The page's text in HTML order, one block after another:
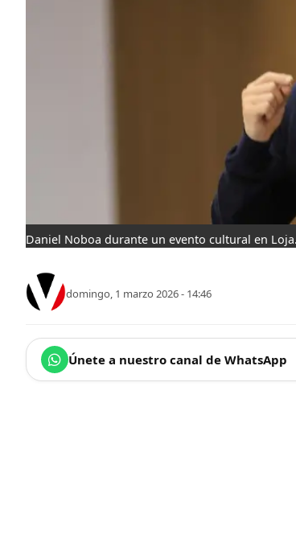
Daniel Noboa durante un evento cultural en Loja.
domingo, 1 marzo 2026 - 14:46
Únete a nuestro canal de WhatsApp